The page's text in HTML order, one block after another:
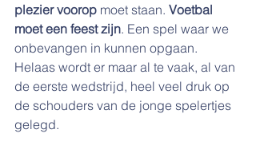
plezier voorop moet staan. Voetbal
moet een feest zijn. Een spel waar we
onbevangen in kunnen opgaan.
Helaas wordt er maar al te vaak, al van
de eerste wedstrijd, heel veel druk op
de schouders van de jonge spelertjes
gelegd.